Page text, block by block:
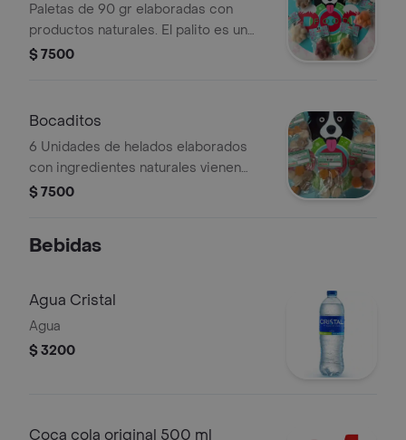
Paletas de 90 gr elaboradas con
productos naturales. El palito es un
cabano comestible.
$ 7500
Bocaditos
6 Unidades de helados elaborados
con ingredientes naturales vienen
surtidos, contiene 90 gr cada
$ 7500
Bebidas
Agua Cristal
Agua
$ 3200
Coca cola original 500 ml